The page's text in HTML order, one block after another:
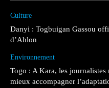
Culture
Danyi : Togbuigan Gassou
d’Ahlon
Environnement
Togo : A Kara, les
mieux accompagner